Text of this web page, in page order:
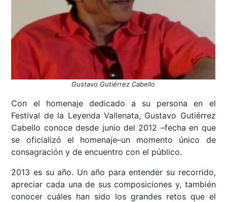
Gustavo Gutiérrez Cabello
Con el homenaje dedicado a su persona en el
Festival de la Leyenda Vallenata, Gustavo Gutiérrez
Cabello conoce desde junio del 2012 –fecha en que
se oficializó el homenaje–un momento único de
consagración y de encuentro con el público.
2013 es su año. Un año para entender su recorrido,
apreciar cada una de sus composiciones y, también
conocer cuáles han sido los grandes retos que el